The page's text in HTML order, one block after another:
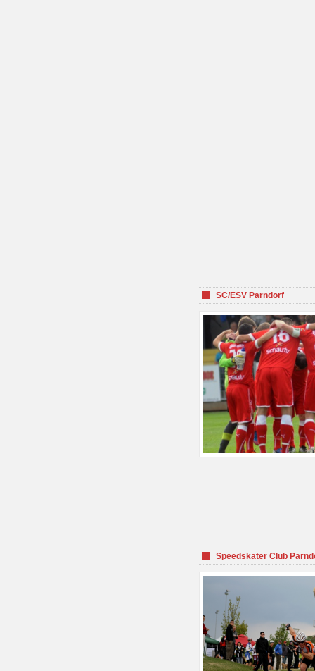
SC/ESV Parndorf
Speedskater Club